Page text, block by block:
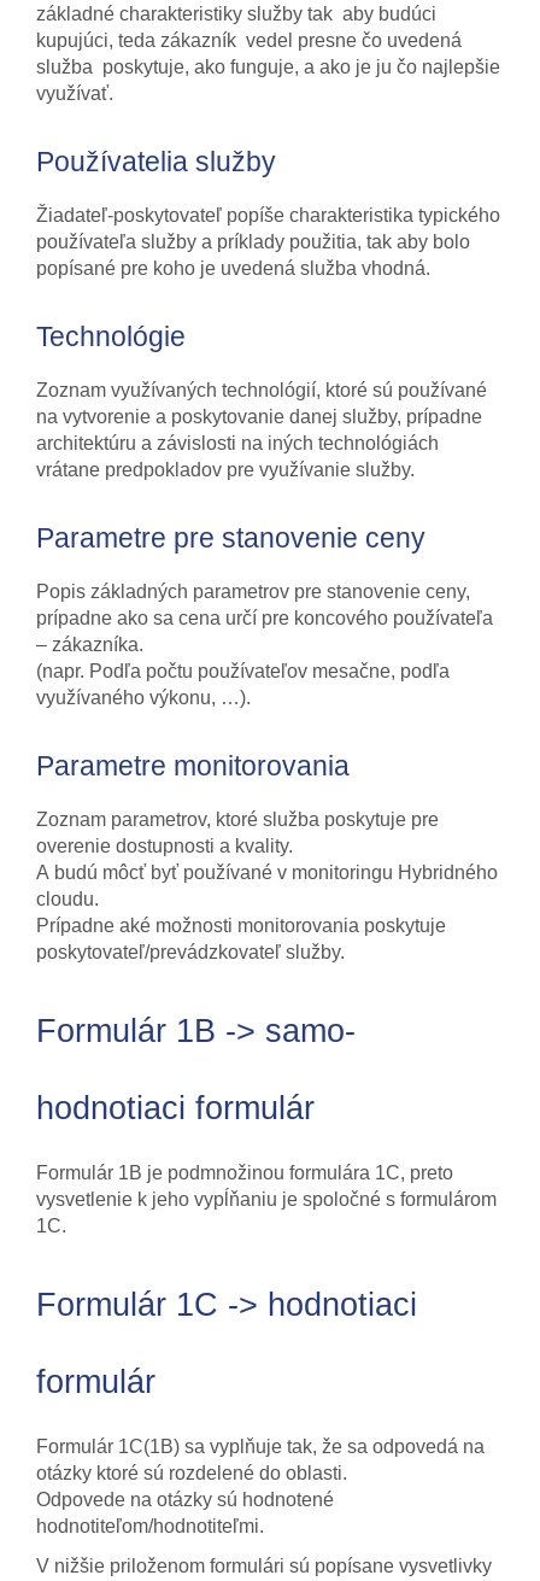
základné charakteristiky služby tak aby budúci
kupujúci, teda zákazník vedel presne čo uvedená
služba poskytuje, ako funguje, a ako je ju čo najlepšie
využívať.
Používatelia služby
Žiadateľ-poskytovateľ popíše charakteristika typického
používateľa služby a príklady použitia, tak aby bolo
popísané pre koho je uvedená služba vhodná.
Technológie
Zoznam využívaných technológií, ktoré sú používané
na vytvorenie a poskytovanie danej služby, prípadne
architektúru a závislosti na iných technológiách
vrátane predpokladov pre využívanie služby.
Parametre pre stanovenie ceny
Popis základných parametrov pre stanovenie ceny,
prípadne ako sa cena určí pre koncového používateľa
– zákazníka.
(napr. Podľa počtu používateľov mesačne, podľa
využívaného výkonu, …).
Parametre monitorovania
Zoznam parametrov, ktoré služba poskytuje pre
overenie dostupnosti a kvality.
A budú môcť byť používané v monitoringu Hybridného
cloudu.
Prípadne aké možnosti monitorovania poskytuje
poskytovateľ/prevádzkovateľ služby.
Formulár 1B -> samo-
hodnotiaci formulár
Formulár 1B je podmnožinou formulára 1C, preto
vysvetlenie k jeho vypĺňaniu je spoločné s formulárom
1C.
Formulár 1C -> hodnotiaci
formulár
Formulár 1C(1B) sa vyplňuje tak, že sa odpovedá na
otázky ktoré sú rozdelené do oblasti.
Odpovede na otázky sú hodnotené
hodnotiteľom/hodnotiteľmi.
V nižšie priloženom formulári sú popísane vysvetlivky